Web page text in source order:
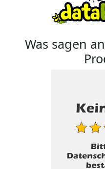
Was sagen